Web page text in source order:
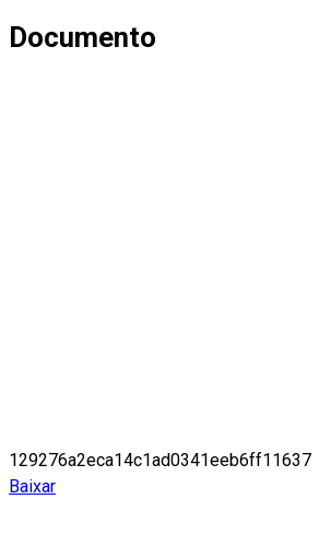
Documento
129276a2eca14c1ad0341eeb6ff11637
Baixar